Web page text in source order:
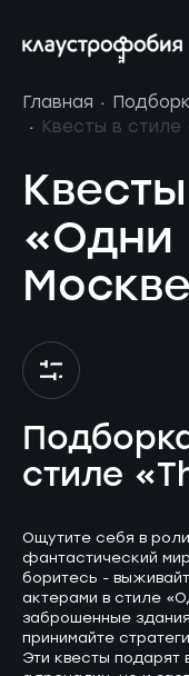
Главная
Квесты в
«Одни
Москве
стиле
Ощутите себя в
фантастический
боритесь -
актерами в стиле
заброшенные
принимайте
Эти квесты подарят